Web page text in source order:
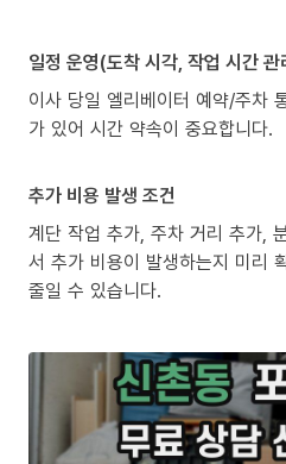
일정 운영(도착 시각, 작업 시간 관
이사 당일 엘리베이터 예약/주차
가 있어 시간 약속이 중요합니다.
추가 비용 발생 조건
계단 작업 추가, 주차 거리 추가,
서 추가 비용이 발생하는지 미리
줄일 수 있습니다.